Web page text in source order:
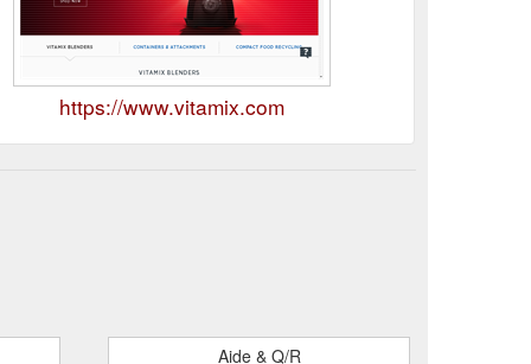
https://www.vitamix.com
Aide & Q/R